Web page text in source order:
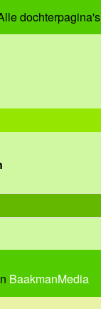
dochterpagina's
BaakmanMedia